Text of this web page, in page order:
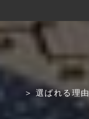
選ばれる理由